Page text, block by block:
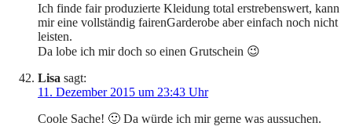
Ich finde fair produzierte Kleidung total erstrebenswert, kann
mir eine vollständig fairenGarderobe aber einfach noch nicht
leisten.
Da lobe ich mir doch so einen Grutschein 😉
Lisa sagt:
11. Dezember 2015 um 23:43 Uhr
Coole Sache! 🙂 Da würde ich mir gerne was aussuchen.